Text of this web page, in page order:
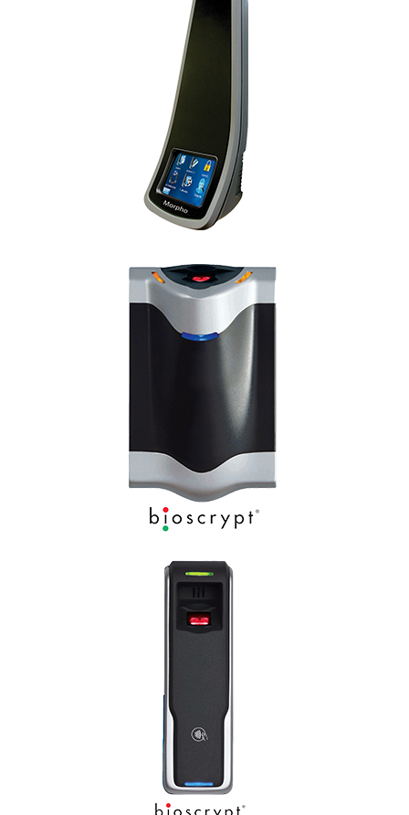
Morpho 3D Face Reader